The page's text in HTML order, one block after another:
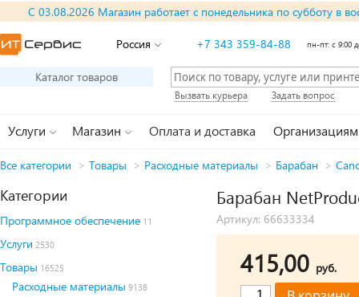
С 03.08.2026 Магазин работает с понедельника по субботу в
Россия +7 343 359-84-88 пн-пт: с 9:00
Каталог товаров
Вызвать курьера Задать вопрос
Услуги Магазин Оплата и доставка Организациям
Все категории > Товары > Расходные материалы > Барабан >
Категории
Программное обеспечение 11
Услуги 2530
Товары 16525
Расходные материалы 9138
Барабан
Артикул: 66633334
415,00 руб.